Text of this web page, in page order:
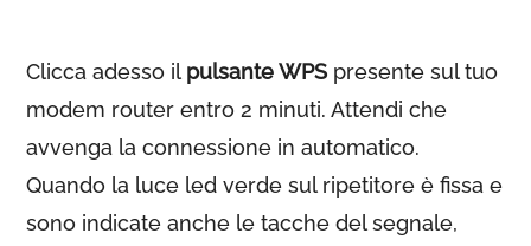
Clicca adesso il pulsante WPS presente sul tuo
modem router entro 2 minuti. Attendi che
avvenga la connessione in automatico.
Quando la luce led verde sul ripetitore è fissa e
sono indicate anche le tacche del segnale,